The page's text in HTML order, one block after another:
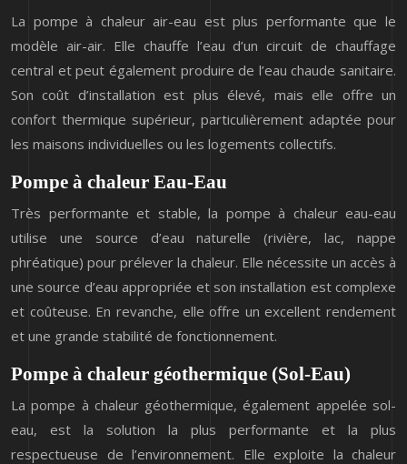
La pompe à chaleur air-eau est plus performante que le
modèle air-air. Elle chauffe l’eau d’un circuit de chauffage
central et peut également produire de l’eau chaude sanitaire.
Son coût d’installation est plus élevé, mais elle offre un
confort thermique supérieur, particulièrement adaptée pour
les maisons individuelles ou les logements collectifs.
Pompe à chaleur Eau-Eau
Très performante et stable, la pompe à chaleur eau-eau
utilise une source d’eau naturelle (rivière, lac, nappe
phréatique) pour prélever la chaleur. Elle nécessite un accès à
une source d’eau appropriée et son installation est complexe
et coûteuse. En revanche, elle offre un excellent rendement
et une grande stabilité de fonctionnement.
Pompe à chaleur géothermique (Sol-Eau)
La pompe à chaleur géothermique, également appelée sol-
eau, est la solution la plus performante et la plus
respectueuse de l’environnement. Elle exploite la chaleur